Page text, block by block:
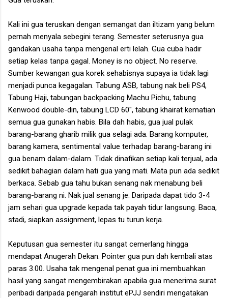
Kali ini gua teruskan dengan semangat dan iltizam yang belum
pernah menyala sebegini terang. Semester seterusnya gua
gandakan usaha tanpa mengenal erti lelah. Gua cuba hadir
setiap kelas tanpa gagal. Money is no object. No reserve.
Sumber kewangan gua korek sehabisnya supaya ia tidak lagi
menjadi punca kegagalan. Tabung ASB, tabung nak beli PS4,
Tabung Haji, tabungan backpacking Machu Pichu, tabung
Kenwood double-din, tabung LCD 60", tabung khairat kematian
semua gua gunakan habis. Bila dah habis, gua jual pulak
barang-barang gharib milik gua selagi ada. Barang komputer,
barang kamera, sentimental value terhadap barang-barang ini
gua benam dalam-dalam. Tidak dinafikan setiap kali terjual, ada
sedikit bahagian dalam hati gua yang mati. Mata pun ada sedikit
berkaca. Sebab gua tahu bukan senang nak menabung beli
barang-barang ni. Nak jual senang je. Daripada dapat tido 3-4
jam sehari gua upgrade kepada tak payah tidur langsung. Baca,
stadi, siapkan assignment, lepas tu turun kerja.
Keputusan gua semester itu sangat cemerlang hingga
mendapat Anugerah Dekan. Pointer gua pun dah kembali atas
paras 3.00. Usaha tak mengenal penat gua ini membuahkan
hasil yang sangat mengembirakan apabila gua menerima surat
peribadi daripada pengarah institut ePJJ sendiri mengatakan